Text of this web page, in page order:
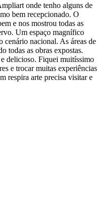
onde tenho alguns de
bem recepcionado. O
e nos mostrou todas as
Um espaço magnífico
cenário nacional. As áreas de
todas as obras expostas.
delicioso. Fiquei muitíssimo
e trocar muitas experiências
respira arte precisa visitar e